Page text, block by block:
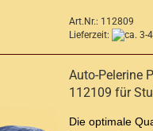
Art.Nr.: 112809
Lieferzeit:
Auto-Pelerine
112109 für
Die optimale